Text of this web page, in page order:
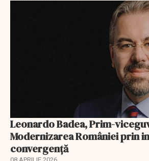
Leonardo Badea, Prim-
Modernizarea României prin
convergență